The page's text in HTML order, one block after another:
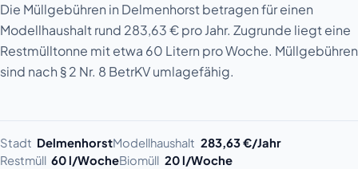
Die Müllgebühren in Delmenhorst betragen für einen
Modellhaushalt rund 283,63 € pro Jahr. Zugrunde liegt eine
Restmülltonne mit etwa 60 Litern pro Woche. Müllgebühren
sind nach § 2 Nr. 8 BetrKV umlagefähig.
Stadt DelmenhorstModellhaushalt 283,63 €/Jahr
Restmüll 60 l/WocheBiomüll 20 l/Woche